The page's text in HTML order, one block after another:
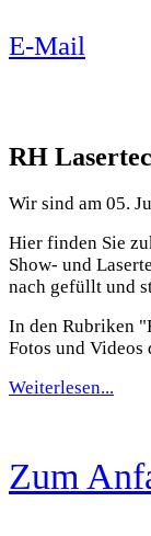
E-Mail
RH
Wir sind am 05.
Hier finden Sie
Show- und
nach gefüllt und
In den Rubriken
Fotos und Videos
Weiterlesen...
Zum